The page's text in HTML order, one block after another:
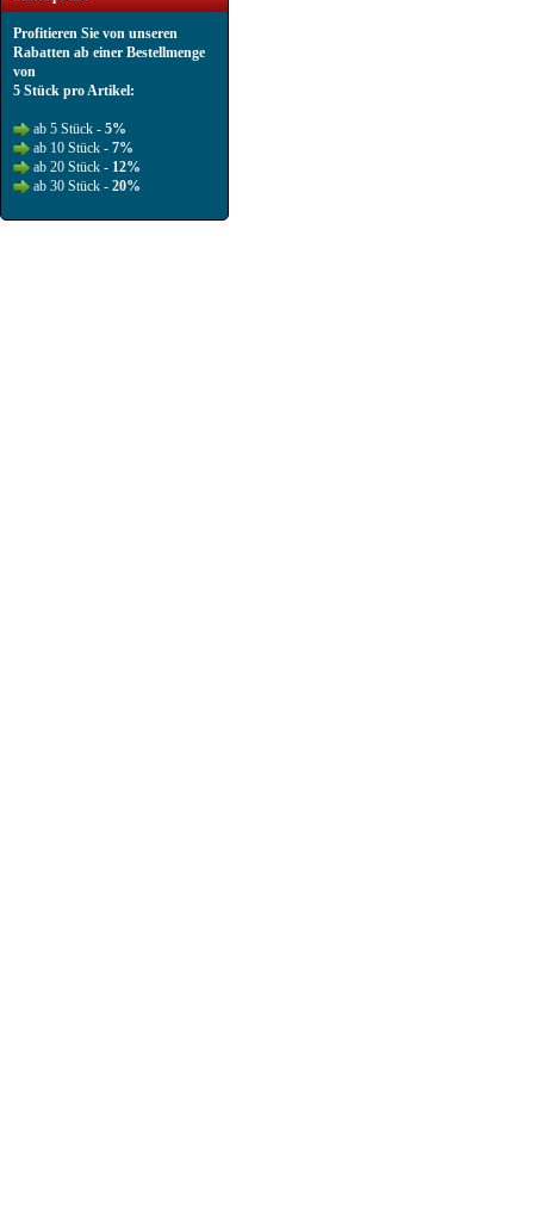
Profitieren Sie von unseren
Rabatten ab einer Bestellmenge
von
5 Stück pro Artikel:
ab 5 Stück - 5%
ab 10 Stück - 7%
ab 20 Stück - 12%
ab 30 Stück - 20%